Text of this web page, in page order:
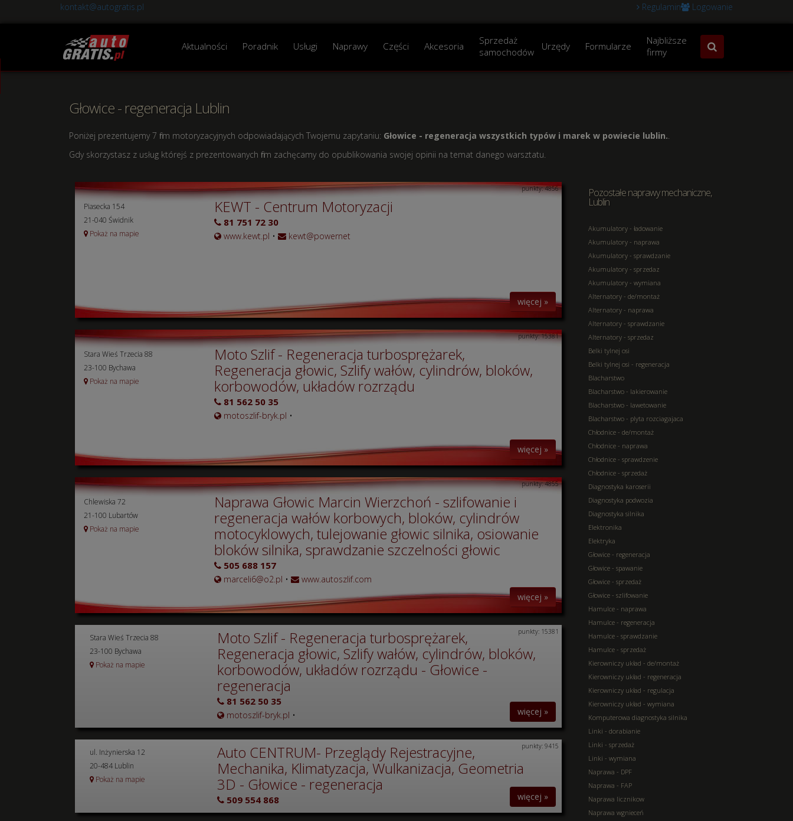
kontakt@autogratis.pl Logowanie
Regulamin
Aktualności Poradnik Usługi Naprawy Części Akcesoria
Sprzedaż
samochodów
Urzędy Formularze
Najbliższe
firmy
Głowice - regeneracja Lublin
Poniżej prezentujemy 7 firm motoryzacyjnych odpowiadających Twojemu zapytaniu: Głowice - regeneracja wszystkich typów i marek w powiecie lublin..
Gdy skorzystasz z usług którejś z prezentowanych firm zachęcamy do opublikowania swojej opinii na temat danego warsztatu.
Piasecka 154
21-040 Świdnik
Pokaż na mapie
KEWT - Centrum Motoryzacji
81 751 72 30
www.kewt.pl • kewt@powernet
punkty: 4856
więcej »
Stara Wieś Trzecia 88
23-100 Bychawa
Pokaż na mapie
Moto Szlif - Regeneracja turbosprężarek,
Regeneracja głowic, Szlify wałów, cylindrów, bloków,
korbowodów, układów rozrządu
81 562 50 35
motoszlif-bryk.pl •
punkty: 15381
więcej »
Chlewiska 72
21-100 Lubartów
Pokaż na mapie
Naprawa Głowic Marcin Wierzchoń - szlifowanie i
regeneracja wałów korbowych, bloków, cylindrów
motocyklowych, tulejowanie głowic silnika, osiowanie
bloków silnika, sprawdzanie szczelności głowic
505 688 157
marceli6@o2.pl • www.autoszlif.com
punkty: 4855
więcej »
Stara Wieś Trzecia 88
23-100 Bychawa
Pokaż na mapie
Moto Szlif - Regeneracja turbosprężarek,
Regeneracja głowic, Szlify wałów, cylindrów, bloków,
korbowodów, układów rozrządu - Głowice -
regeneracja
81 562 50 35
motoszlif-bryk.pl •
punkty: 15381
więcej »
ul. Inżynierska 12
20-484 Lublin
Pokaż na mapie
Auto CENTRUM- Przeglądy Rejestracyjne,
Mechanika, Klimatyzacja, Wulkanizacja, Geometria
3D - Głowice - regeneracja
509 554 868
punkty: 9415
więcej »
Pozostałe naprawy mechaniczne,
Lublin
Akumulatory - ładowanie
Akumulatory - naprawa
Akumulatory - sprawdzanie
Akumulatory - sprzedaz
Akumulatory - wymiana
Alternatory - de/montaż
Alternatory - naprawa
Alternatory - sprawdzanie
Alternatory - sprzedaz
Belki tylnej osi
Belki tylnej osi - regeneracja
Blacharstwo
Blacharstwo - lakierowanie
Blacharstwo - lawetowanie
Blacharstwo - plyta rozciagajaca
Chłodnice - de/montaż
Chłodnice - naprawa
Chłodnice - sprawdzenie
Chłodnice - sprzedaż
Diagnostyka karoserii
Diagnostyka podwozia
Diagnostyka silnika
Elektronika
Elektryka
Głowice - regeneracja
Głowice - spawanie
Głowice - sprzedaż
Głowice - szlifowanie
Hamulce - naprawa
Hamulce - regeneracja
Hamulce - sprawdzanie
Hamulce - sprzedaż
Kierowniczy układ - de/montaż
Kierowniczy układ - regeneracja
Kierowniczy układ - regulacja
Kierowniczy układ - wymiana
Komputerowa diagnostyka silnika
Linki - dorabianie
Linki - sprzedaż
Linki - wymiana
Naprawa - DPF
Naprawa - FAP
Naprawa licznikow
Naprawa wgnieceń